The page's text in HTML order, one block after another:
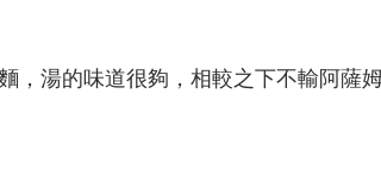
，湯的味道很夠，相較之下不輸阿薩姆